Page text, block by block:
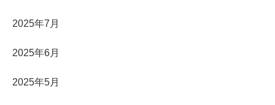
2025年7月
2025年6月
2025年5月